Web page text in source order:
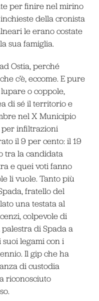
per finire nel mirino
della cronista
le erano costate
sua famiglia.
Ostia, perché
c’è, eccome. E pure
o coppole,
di sé il territorio e
nel X Municipio
per infiltrazioni
il 9 per cento: il 19
tra la candidata
e quei voti fanno
li vuole. Tanto più
fratello del
una testata al
colpevole di
di Spada a
legami con i
Il gip che ha
di custodia
riconosciuto